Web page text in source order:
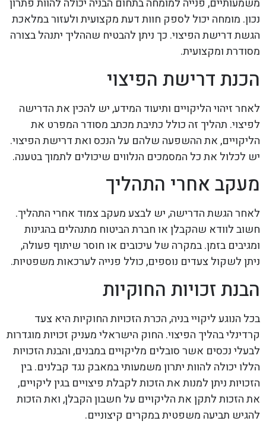
משמעותיים, פנייה למומחה בתחום הבניה יכולה להוות פתרון
נכון. מומחה יכול לספק חוות דעת מקצועית ולעזור במלאכת
הגשת דרישת הפיצוי. כך ניתן להבטיח שההליך יתנהל בצורה
מסודרת ומקצועית.
הכנת דרישת הפיצוי
לאחר זיהוי הליקויים ותיעוד המידע, יש להכין את הדרישה
לפיצוי. תהליך זה כולל כתיבת מכתב מסודר המפרט את
הליקויים, את ההשפעה שלהם על הנכס ואת דרישת הפיצוי.
יש לכלול את כל המסמכים הנלווים שיכולים לתמוך בטענה.
מעקב אחרי התהליך
לאחר הגשת הדרישה, יש לבצע מעקב צמוד אחרי התהליך.
חשוב לוודא שהקבלן או חברת הביטוח מתנהלים בהגינות
ומגיבים בזמן. במקרה של עיכובים או חוסר שיתוף פעולה,
ניתן לשקול צעדים נוספים, כולל פנייה לערכאות משפטיות.
הבנת זכויות החוקיות
בכל הנוגע ליקויי בניה, הכרת הזכויות החוקיות היא צעד
קרדינלי בהליך הפיצוי. החוק הישראלי מעניק זכויות מוגדרות
לבעלי נכסים אשר סובלים מליקויים במבנים, והבנת הזכויות
הללו יכולה להוות יתרון משמעותי במאבק נגד קבלנים. בין
הזכויות ניתן למנות את הזכות לקבלת פיצויים בגין ליקויים,
את הזכות לתקן את הליקויים על חשבון הקבלן, ואת הזכות
להגיש תביעה משפטית במקרים קיצוניים.